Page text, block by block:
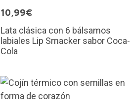
10,99€
Lata clásica con 6 bálsamos
labiales Lip Smacker sabor Coca-
Cola